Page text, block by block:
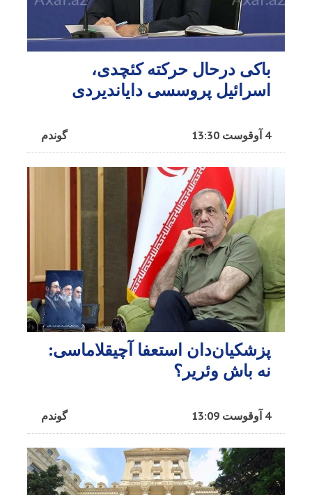
باکی درحال حرکته کئچدی،
اسرائیل پروسسی دایاندیردی
گوندم 4 آوقوست 13:30
پزشکیان‌دان استعفا آچیقلاماسی:
نه باش وئریر؟
گوندم 4 آوقوست 13:09